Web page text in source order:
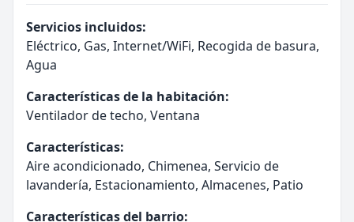
Servicios incluidos:
Eléctrico, Gas, Internet/WiFi, Recogida de basura,
Agua
Características de la habitación:
Ventilador de techo, Ventana
Características:
Aire acondicionado, Chimenea, Servicio de
lavandería, Estacionamiento, Almacenes, Patio
Características del barrio: